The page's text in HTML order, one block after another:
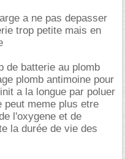
a ne pas depasser
trop petite mais en
de batterie au plomb
plomb antimoine pour
a la longue par poluer
peut meme plus etre
l'oxygene et de
la durée de vie des